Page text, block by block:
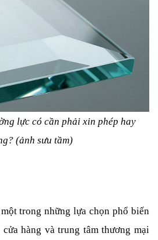
lực có cần phải xin phép hay
(ảnh sưu tầm)
trong những lựa chọn phổ biến
hàng và trung tâm thương mại